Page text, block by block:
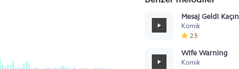
Mesaj Geldi Kaçın
Komik
2.5
Wife Warning
Komik